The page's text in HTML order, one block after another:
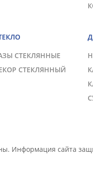
СТЕКЛЯННЫЕ
СТЕКЛЯННЫЙ
Информация сайта